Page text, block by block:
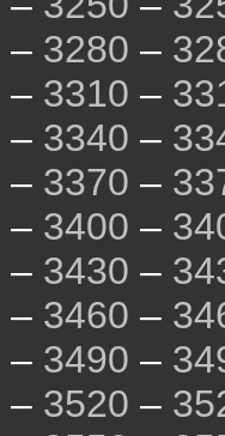
– 3280 –
– 3310 –
– 3340 –
– 3370 –
– 3400 –
– 3430 –
– 3460 –
– 3490 –
– 3520 –